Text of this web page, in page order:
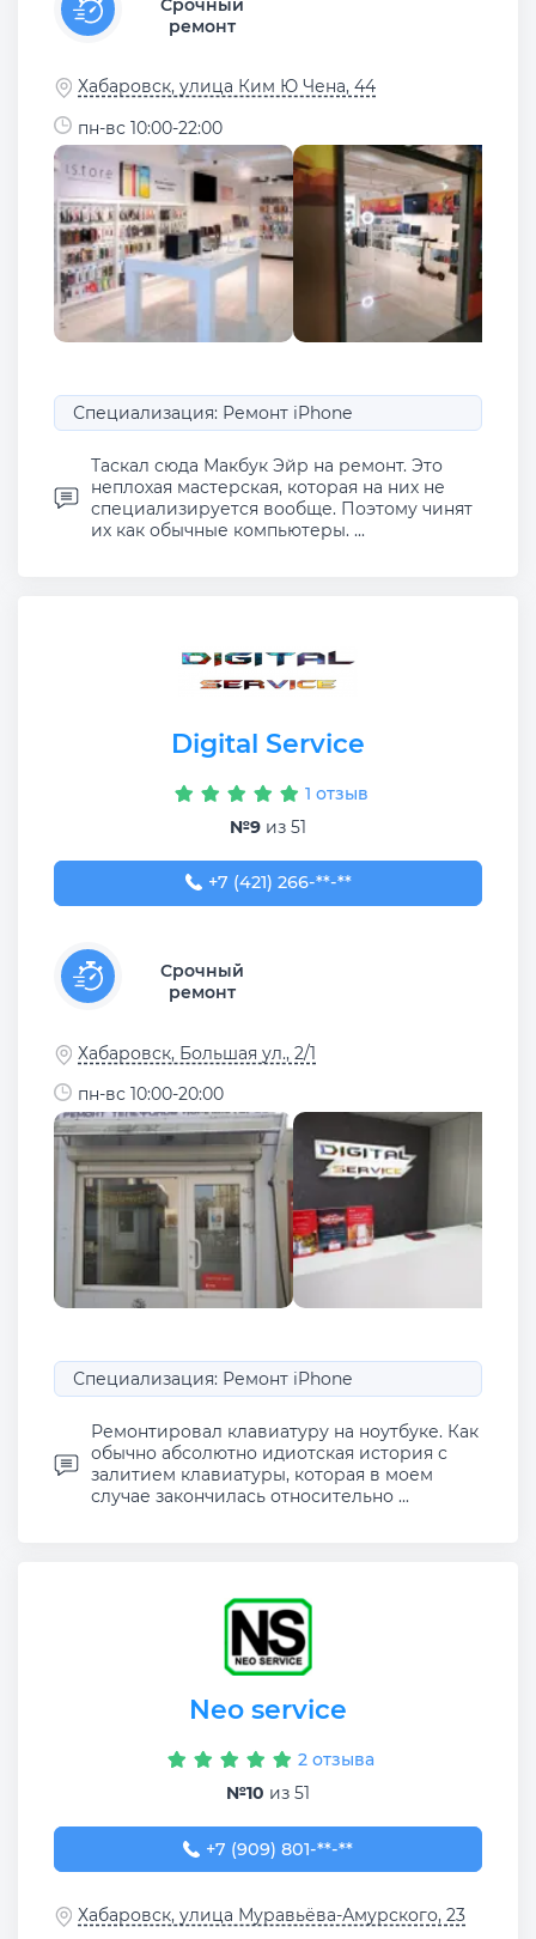
ремонт
Хабаровск, улица Ким Ю Чена, 44
пн-вс 10:00-22:00
Специализация: Ремонт iPhone
Таскал сюда Макбук Эйр на ремонт. Это
неплохая мастерская, которая на них не
специализируется вообще. Поэтому чинят
их как обычные компьютеры. ...
Digital Service
1 отзыв
№9 из 51
+7 (421) 266-94-66
+7 (421) 266-**-**
Срочный
ремонт
Хабаровск, Большая ул., 2/1
пн-вс 10:00-20:00
Специализация: Ремонт iPhone
Ремонтировал клавиатуру на ноутбуке. Как
обычно абсолютно идиотская история с
залитием клавиатуры, которая в моем
случае закончилась относительно ...
Neo service
2 отзыва
№10 из 51
+7 (909) 801-85-43
+7 (909) 801-**-**
Хабаровск, улица Муравьёва-Амурского, 23